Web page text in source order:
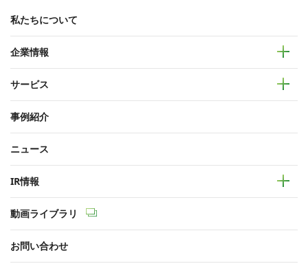
私たちについて
企業情報
サービス
事例紹介
ニュース
IR情報
動画ライブラリ
お問い合わせ